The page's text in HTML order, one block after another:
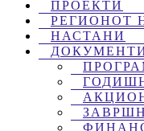
ПРОЕКТИ
РЕГИОНОТ
НАСТАНИ